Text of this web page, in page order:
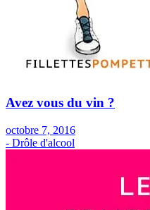
Avez vous du vin ?
octobre 7, 2016
- Drôle d'alcool